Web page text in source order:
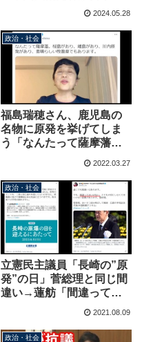
海鮮を楽しんでいる」国
ることを強調
2024.05.28
政治・社会
福島瑞穂さん、鹿児島の
名物に原発を挙げてしま
う「なんたって薩摩藩。
桜島があり、離島があ
り、川内原発があり、素
晴らしい牧畜県」
2022.03.27
政治・社会
立憲民主議員「長崎の”原
発”の日」菅総理と同じ間
違い→蓮舫「間違っては
いけない、とても大切に
があります」
2021.08.09
政治・社会